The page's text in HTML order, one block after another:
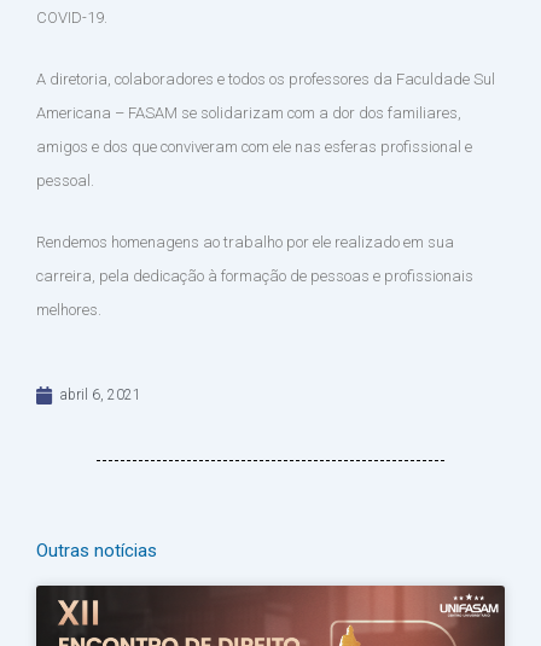
COVID-19.
A diretoria, colaboradores e todos os professores da Faculdade Sul
Americana – FASAM se solidarizam com a dor dos familiares,
amigos e dos que conviveram com ele nas esferas profissional e
pessoal.
Rendemos homenagens ao trabalho por ele realizado em sua
carreira, pela dedicação à formação de pessoas e profissionais
melhores.
abril 6, 2021
Outras notícias
PáginaPágina
PáginaPáginaPágina